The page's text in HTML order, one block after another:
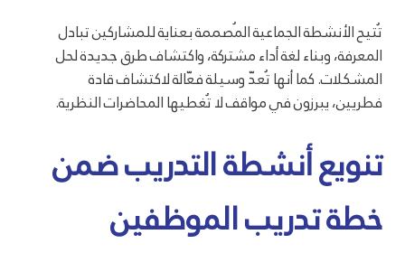
تُتيح الأنشطة الجماعية المُصممة بعناية للمشاركين تبادل
المعرفة، وبناء لغة أداء مشتركة، واكتشاف طرق جديدة لحل
المشكلات. كما أنها تُعدّ وسيلة فعّالة لاكتشاف قادة
فطريين، يبرزون في مواقف لا تُغطيها المحاضرات النظرية.
تنويع أنشطة التدريب ضمن
خطة تدريب الموظفين